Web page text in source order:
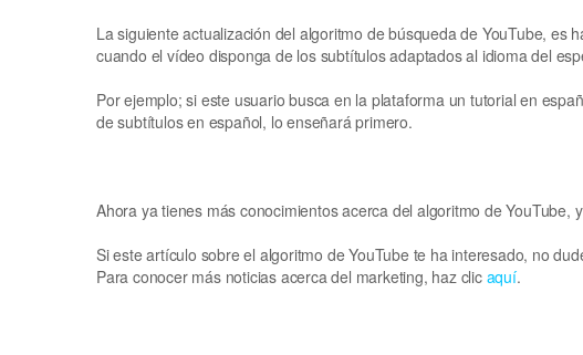
La siguiente actualización del algoritmo de búsqueda de YouTube,
cuando el vídeo disponga de los subtítulos adaptados al idioma del
Por ejemplo; si este usuario busca en la plataforma un tutorial en
de subtítulos en español, lo enseñará primero.
Ahora ya tienes más conocimientos acerca del algoritmo de
Si este artículo sobre el algoritmo de YouTube te ha interesado, no
Para conocer más noticias acerca del marketing, haz clic aquí.